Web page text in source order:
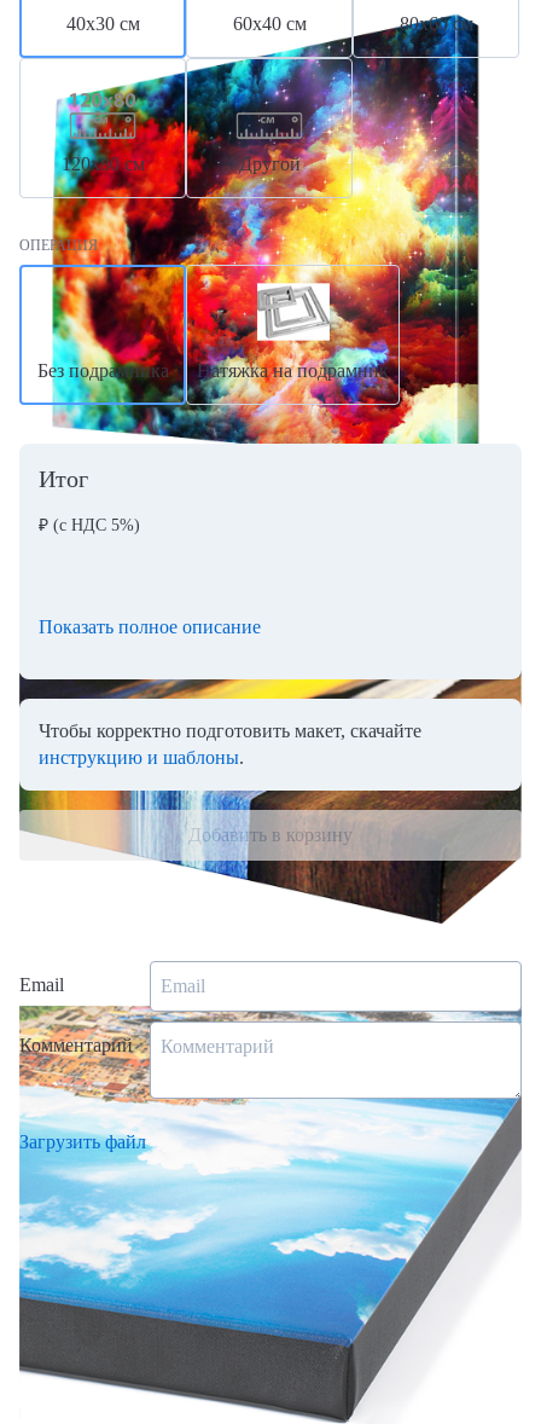
40х30 см 60х40 см 80х60 см
120х80 см Другой
ОПЕРАЦИЯ
Без подрамника Натяжка на подрамник
Итог
₽ (с НДС 5%)
Показать полное описание
Чтобы корректно подготовить макет, скачайте
инструкцию и шаблоны.
Добавить в корзину
Сделать заказ через менеджера
Email
Комментарий
Загрузить файл
Настоящим подтверждаю и даю согласие на обработку
своих персональных данных в соответствии с
обработки персональных данных
Настоящим подтверждаю согласие сПользовательским